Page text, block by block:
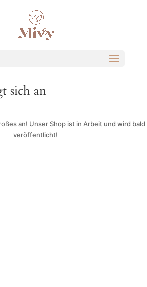
sich an
an! Unser Shop ist in Arbeit und wird bald
veröffentlicht!